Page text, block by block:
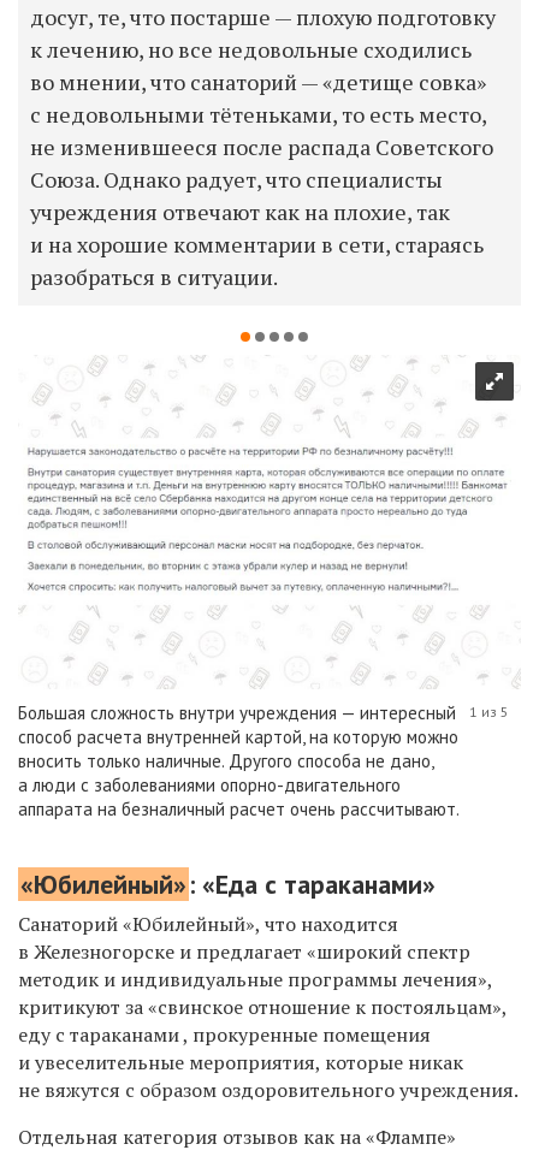
досуг, те, что постарше — плохую подготовку
к лечению, но все недовольные сходились
во мнении, что санаторий — «детище совка»
с недовольными тётеньками, то есть место,
не изменившееся после распада Советского
Союза. Однако радует, что специалисты
учреждения отвечают как на плохие, так
и на хорошие комментарии в сети, стараясь
разобраться в ситуации.
Большая сложность внутри учреждения — интересный
способ расчета внутренней картой, на которую можно
вносить только наличные. Другого способа не дано,
а люди с заболеваниями опорно-двигательного
аппарата на безналичный расчет очень рассчитывают.
1 из 5
«Юбилейный»: «Еда с тараканами»
Санаторий «Юбилейный», что находится
в Железногорске и предлагает «широкий спектр
методик и индивидуальные программы лечения»,
критикуют за «свинское отношение к постояльцам»,
еду с тараканами , прокуренные помещения
и увеселительные мероприятия, которые никак
не вяжутся с образом оздоровительного учреждения.
Отдельная категория отзывов как на «Флампе»